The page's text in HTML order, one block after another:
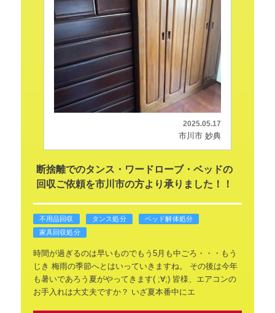
2025.05.17
市川市 妙典
断捨離でのタンス・ワードローブ・ベッドの
回収ご依頼を市川市の方より承りました！！
不用品回収 タンス処分
ベッド解体処分
家具回収処分
時間が過ぎるのは早いものでもう5月も中ごろ・・・もう
じき 梅雨の季節へとはいっていきますね。
その後は今年
も暑いであろう夏がやってきます( ;∀;)皆様、エアコンの
お手入れは大丈夫ですか？ いざ夏本番中にエ